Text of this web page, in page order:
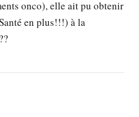
onco), elle ait pu obtenir
en plus!!!) à la